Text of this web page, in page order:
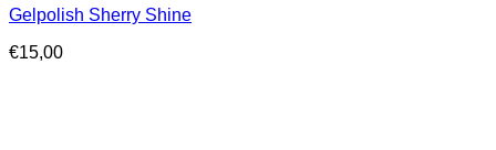
Gelpolish Sherry Shine
€15,00